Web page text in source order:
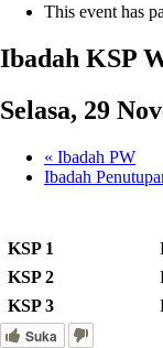
This event has
Ibadah KSP
Selasa, 29
« Ibadah PW
Ibadah
KSP 1
KSP 2
KSP 3
Suka